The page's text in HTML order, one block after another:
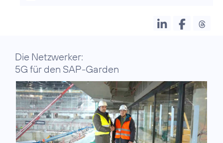
Die Netzwerker:
5G für den SAP-Garden